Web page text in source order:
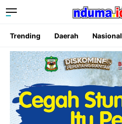
Trending Daerah Nasional